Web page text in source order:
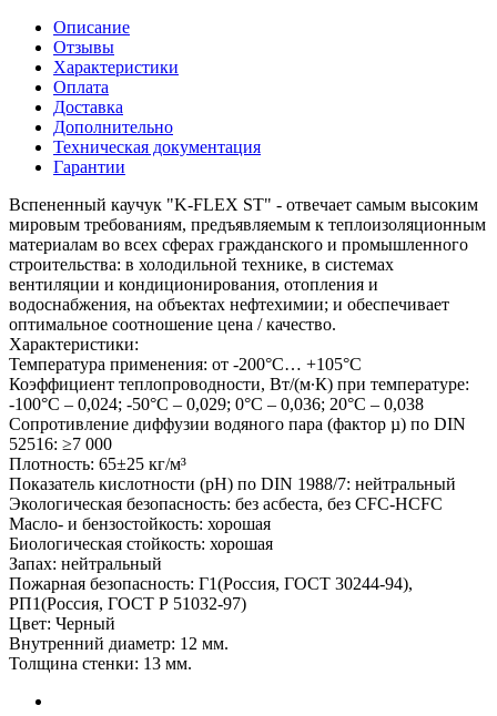
Описание
Отзывы
Характеристики
Оплата
Доставка
Дополнительно
Техническая документация
Гарантии
Вспененный каучук "K-FLEX ST" - отвечает самым высоким
мировым требованиям, предъявляемым к теплоизоляционным
материалам во всех сферах гражданского и промышленного
строительства: в холодильной технике, в системах
вентиляции и кондиционирования, отопления и
водоснабжения, на объектах нефтехимии; и обеспечивает
оптимальное соотношение цена / качество.
Характеристики:
Температура применения: от -200°С… +105°С
Коэффициент теплопроводности, Вт/(м∙К) при температуре:
-100°С – 0,024; -50°С – 0,029; 0°С – 0,036; 20°С – 0,038
Сопротивление диффузии водяного пара (фактор µ) по DIN
52516: ≥7 000
Плотность: 65±25 кг/м³
Показатель кислотности (pH) по DIN 1988/7: нейтральный
Экологическая безопасность: без асбеста, без CFC-HCFC
Масло- и бензостойкость: хорошая
Биологическая стойкость: хорошая
Запах: нейтральный
Пожарная безопасность: Г1(Россия, ГОСТ 30244-94),
РП1(Россия, ГОСТ Р 51032-97)
Цвет: Черный
Внутренний диаметр: 12 мм.
Толщина стенки: 13 мм.